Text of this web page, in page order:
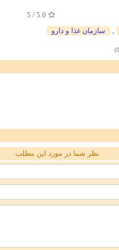
5.0
/ 5
سازمان غذا و دارو
نظر شما در مورد این مطلب